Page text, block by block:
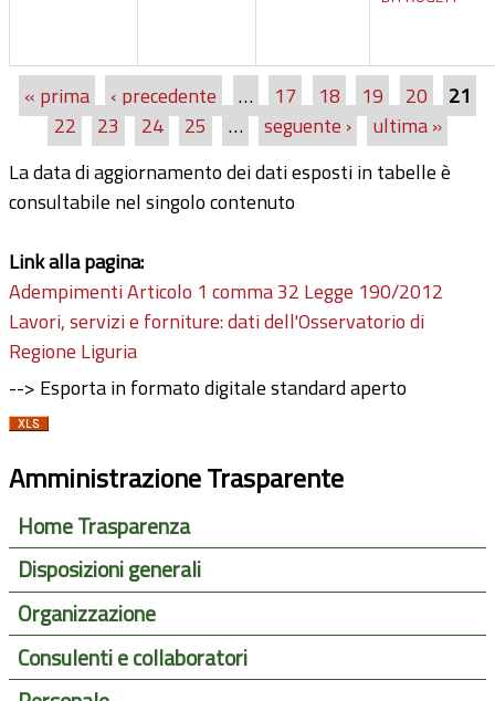
Pagine
« prima ‹ precedente … 17 18 19 20
21
22
23 24 25 … seguente ›
ultima »
La data di aggiornamento dei dati esposti in tabelle è
consultabile nel singolo contenuto
Link alla pagina:
Adempimenti Articolo 1 comma 32 Legge 190/2012
Lavori, servizi e forniture: dati dell'Osservatorio di
Regione Liguria
--> Esporta in formato digitale standard aperto
Amministrazione Trasparente
Home Trasparenza
Disposizioni generali
Organizzazione
Consulenti e collaboratori